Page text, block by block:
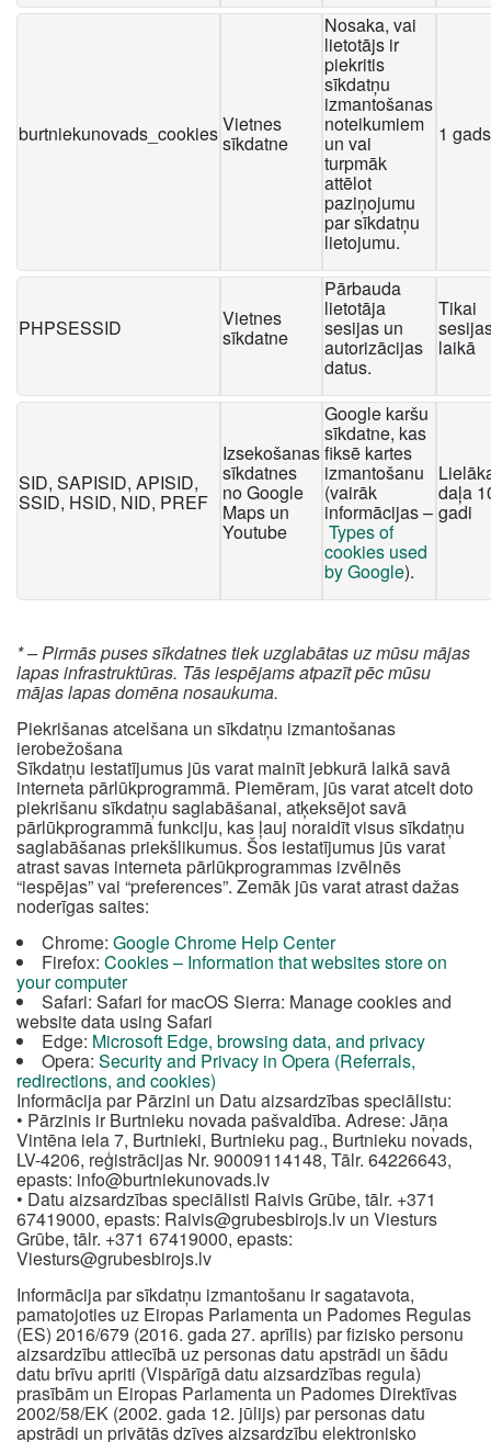
burtniekunovads_cookiesVietnes
sīkdatne
Nosaka, vai
lietotājs ir
piekritis
sīkdatņu
izmantošanas
noteikumiem
un vai
turpmāk
attēlot
paziņojumu
par sīkdatņu
lietojumu.
1 gads
PHPSESSID Vietnes
sīkdatne
Pārbauda
lietotāja
sesijas un
autorizācijas
datus.
Tikai
laikā
SID, SAPISID, APISID,
SSID, HSID, NID, PREF
Izsekošanas
sīkdatnes
no Google
Maps un
Youtube
Google karšu
sīkdatne, kas
fiksē kartes
izmantošanu
(vairāk
informācijas –
Types of
cookies used
by Google).
daļa
gadi
* – Pirmās puses sīkdatnes tiek uzglabātas uz mūsu mājas
lapas infrastruktūras. Tās iespējams atpazīt pēc mūsu
mājas lapas domēna nosaukuma.
Piekrišanas atcelšana un sīkdatņu izmantošanas
ierobežošana
Sīkdatņu iestatījumus jūs varat mainīt jebkurā laikā savā
interneta pārlūkprogrammā. Piemēram, jūs varat atcelt doto
piekrišanu sīkdatņu saglabāšanai, atķeksējot savā
pārlūkprogrammā funkciju, kas ļauj noraidīt visus sīkdatņu
saglabāšanas priekšlikumus. Šos iestatījumus jūs varat
atrast savas interneta pārlūkprogrammas izvēlnēs
“iespējas” vai “preferences”. Zemāk jūs varat atrast dažas
noderīgas saites:
Chrome: Google Chrome Help Center
Firefox: Cookies – Information that websites store on
your computer
Safari: Safari for macOS Sierra: Manage cookies and
website data using Safari
Edge: Microsoft Edge, browsing data, and privacy
Opera: Security and Privacy in Opera (Referrals,
redirections, and cookies)
Informācija par Pārzini un Datu aizsardzības speciālistu:
• Pārzinis ir Burtnieku novada pašvaldība. Adrese: Jāņa
Vintēna iela 7, Burtnieki, Burtnieku pag., Burtnieku novads,
LV-4206, reģistrācijas Nr. 90009114148, Tālr. 64226643,
epasts: info@burtniekunovads.lv
• Datu aizsardzības speciālisti Raivis Grūbe, tālr. +371
67419000, epasts: Raivis@grubesbirojs.lv un Viesturs
Grūbe, tālr. +371 67419000, epasts:
Viesturs@grubesbirojs.lv
Informācija par sīkdatņu izmantošanu ir sagatavota,
pamatojoties uz Eiropas Parlamenta un Padomes Regulas
(ES) 2016/679 (2016. gada 27. aprīlis) par fizisko personu
aizsardzību attiecībā uz personas datu apstrādi un šādu
datu brīvu apriti (Vispārīgā datu aizsardzības regula)
prasībām un Eiropas Parlamenta un Padomes Direktīvas
2002/58/EK (2002. gada 12. jūlijs) par personas datu
apstrādi un privātās dzīves aizsardzību elektronisko